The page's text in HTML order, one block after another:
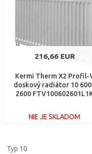
Porovnať
216,66 EUR
Kermi Therm X2 Profil-
doskový radiátor 10
2600
NIE JE SKLADOM
Typ 10